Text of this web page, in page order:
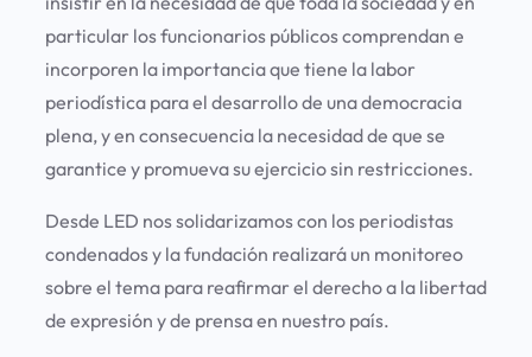
particular los funcionarios públicos comprendan e
incorporen la importancia que tiene la labor
periodística para el desarrollo de una democracia
plena, y en consecuencia la necesidad de que se
garantice y promueva su ejercicio sin restricciones.
Desde LED nos solidarizamos con los periodistas
condenados y la fundación realizará un monitoreo
sobre el tema para reafirmar el derecho a la libertad
de expresión y de prensa en nuestro país.